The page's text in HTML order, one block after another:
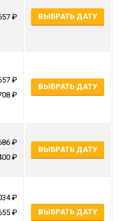
ВЫБРАТЬ ДАТУ
ВЫБРАТЬ ДАТУ
ВЫБРАТЬ ДАТУ
ВЫБРАТЬ ДАТУ